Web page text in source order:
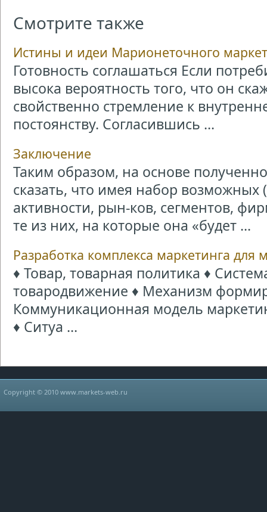
Смотрите также
Истины и идеи Марионеточного
Готовность соглашаться Если
высока вероятность того, что он
свойственно стремление к
постоянству. Согласившись ...
Заключение
Таким образом, на основе
сказать, что имея набор возможных
активности, рын-ков, сегментов,
те из них, на которые она «будет ...
Разработка комплекса маркетинга для
♦ Товар, товарная политика ♦
товародвижение ♦ Механизм
Коммуникационная модель
♦ Ситуа ...
Copyright © 2010 www.markets-web.ru